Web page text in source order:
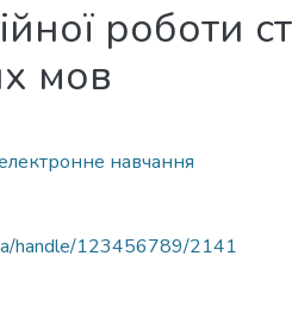
роботи
мов
навчання
handle/123456789/2141